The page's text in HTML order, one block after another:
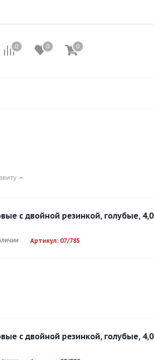
0 0 0
0
с двойной резинкой, голубые, 4,0
Артикул: 07/785
с двойной резинкой, голубые, 4,0